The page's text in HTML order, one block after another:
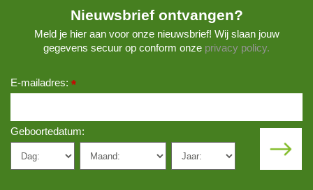
Nieuwsbrief ontvangen?
Meld je hier aan voor onze nieuwsbrief! Wij slaan jouw
gegevens secuur op conform onze privacy policy.
E-mailadres: *
Geboortedatum: